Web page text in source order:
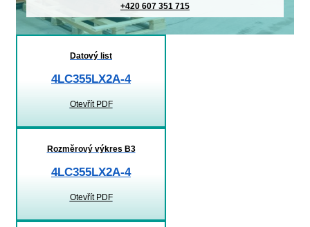
+420 607 351 715
Datový list
4LC355LX2A-4
Otevřít PDF
Rozměrový výkres B3
4LC355LX2A-4
Otevřít PDF